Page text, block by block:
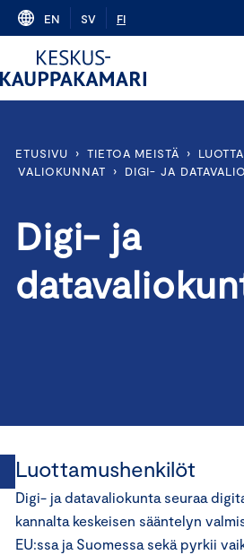
Skip
content
EN SV FI
ETUSIVU › TIETOA MEISTÄ ›
VALIOKUNNAT
› DIGI- JA
Digi- ja
Luottamushenkilöt
Digi- ja datavaliokunta seuraa
kannalta keskeisen sääntelyn
EU:ssa ja Suomessa sekä pyrkii